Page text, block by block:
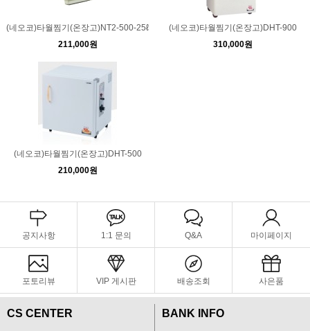
(네오코)타월찜기(온장고)NT2-500-25ℓ
211,000원
(네오코)타월찜기(온장고)DHT-900
310,000원
(네오코)타월찜기(온장고)DHT-500
210,000원
공지사항 1:1 문의 Q&A 마이페이지
포토리뷰 VIP 게시판 배송조회 사은품
CS CENTER
BANK INFO